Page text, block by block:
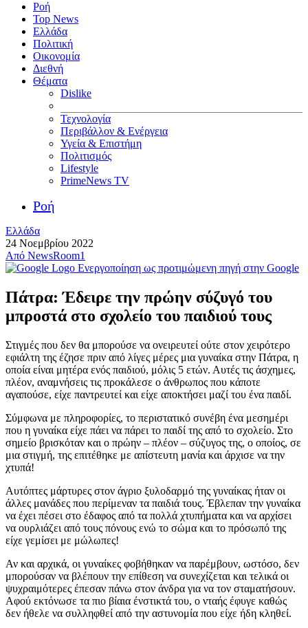
Ροή
Top News
Ελλάδα
Πολιτική
Οικονομία
Διεθνή
Θέματα
Dislike
Τεχνολογία
Περιβάλλον & Ενέργεια
Υγεία & Επιστήμη
Πολιτισμός
Lifestyle
PrimeNews TV
Ροή
Ελλάδα
24 Νοεμβρίου 2022
Από NewsRoom1
Ενεργοποίηση ως προτιμώμενη πηγή στην Google
Πάτρα: Έδειρε την πρώην σύζυγό του
μπροστά στο σχολείο του παιδιού τους
Στιγμές που δεν θα μπορούσε να ονειρευτεί ούτε στον χειρότερο
εφιάλτη της έζησε πριν από λίγες μέρες μια γυναίκα στην Πάτρα, η
οποία είναι μητέρα ενός παιδιού, μόλις 5 ετών. Αυτές τις άσχημες,
πλέον, αναμνήσεις τις προκάλεσε ο άνθρωπος που κάποτε
αγαπούσε, είχε παντρευτεί και είχε αποκτήσει μαζί του ένα παιδί.
Σύμφωνα με πληροφορίες, το περιστατικό συνέβη ένα μεσημέρι
που η γυναίκα είχε πάει να πάρει το παιδί της από το σχολείο. Στο
σημείο βρισκόταν και ο πρώην – πλέον – σύζυγος της, ο οποίος, σε
μια στιγμή, της επιτέθηκε με απίστευτη μανία και άρχισε να την
χτυπά!
Αυτόπτες μάρτυρες στον άγριο ξυλοδαρμό της γυναίκας ήταν οι
άλλες μανάδες που περίμεναν τα παιδιά τους. Έβλεπαν την γυναίκα
να έχει πέσει στο έδαφος από τα πολλά χτυπήματα και να αρχίσει
να ουρλιάζει από τους πόνους ενώ το σώμα και το πρόσωπό της
είχε γεμίσει με μώλωπες!
Αν και αρχικά, οι γυναίκες φοβήθηκαν να παρέμβουν, ωστόσο, δεν
μπορούσαν να βλέπουν την επίθεση να συνεχίζεται και τελικά οι
ψυχραιμότερες έπεσαν πάνω στον άνδρα για να τον σταματήσουν.
Αφού εκτόνωσε τα πιο βίαια ένστικτά του, ο νταής έφυγε καθώς
δεν ήθελε να συλληφθεί από την αστυνομία που είχε ήδη κληθεί.